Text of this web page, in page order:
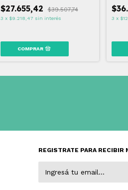
$27.655,42 $39.507,74
3 x $9.218,47 sin interés 3 x
REGISTRATE PARA RECIBIR